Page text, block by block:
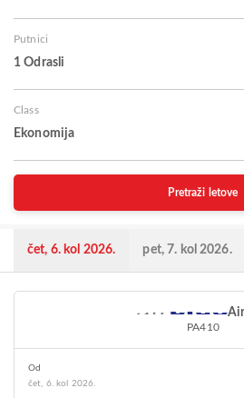
Putnici
1 Odrasli
Class
Ekonomija
Pretraži letove
čet, 6. kol 2026. pet, 7. kol 2026.
PA410
Od
čet, 6. kol 2026.